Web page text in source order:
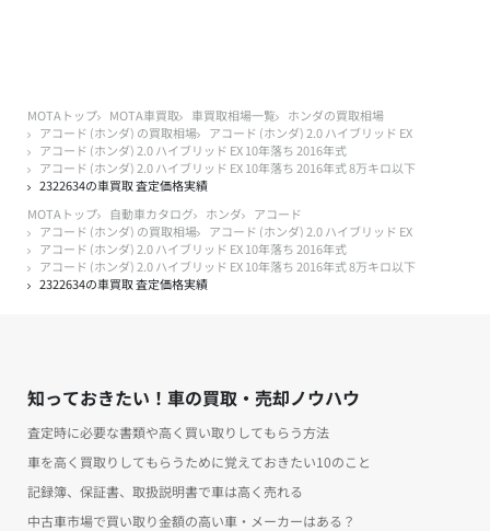
MOTAトップ MOTA車買取 車買取相場一覧
ホンダの買取相場
アコード (ホンダ) の買取相場
アコード (ホンダ) 2.0 ハイブリッド EX
アコード (ホンダ) 2.0 ハイブリッド EX 10年落ち 2016年式
アコード (ホンダ) 2.0 ハイブリッド EX 10年落ち 2016年式 8万キロ以下
2322634の車買取 査定価格実績
MOTAトップ
自動車カタログ ホンダ
アコード
アコード (ホンダ) の買取相場
アコード (ホンダ) 2.0 ハイブリッド EX
アコード (ホンダ) 2.0 ハイブリッド EX 10年落ち 2016年式
アコード (ホンダ) 2.0 ハイブリッド EX 10年落ち 2016年式 8万キロ以下
2322634の車買取 査定価格実績
知っておきたい！車の買取・売却ノウハウ
査定時に必要な書類や高く買い取りしてもらう方法
車を高く買取りしてもらうために覚えておきたい10のこと
記録簿、保証書、取扱説明書で車は高く売れる
中古車市場で買い取り金額の高い車・メーカーはある？